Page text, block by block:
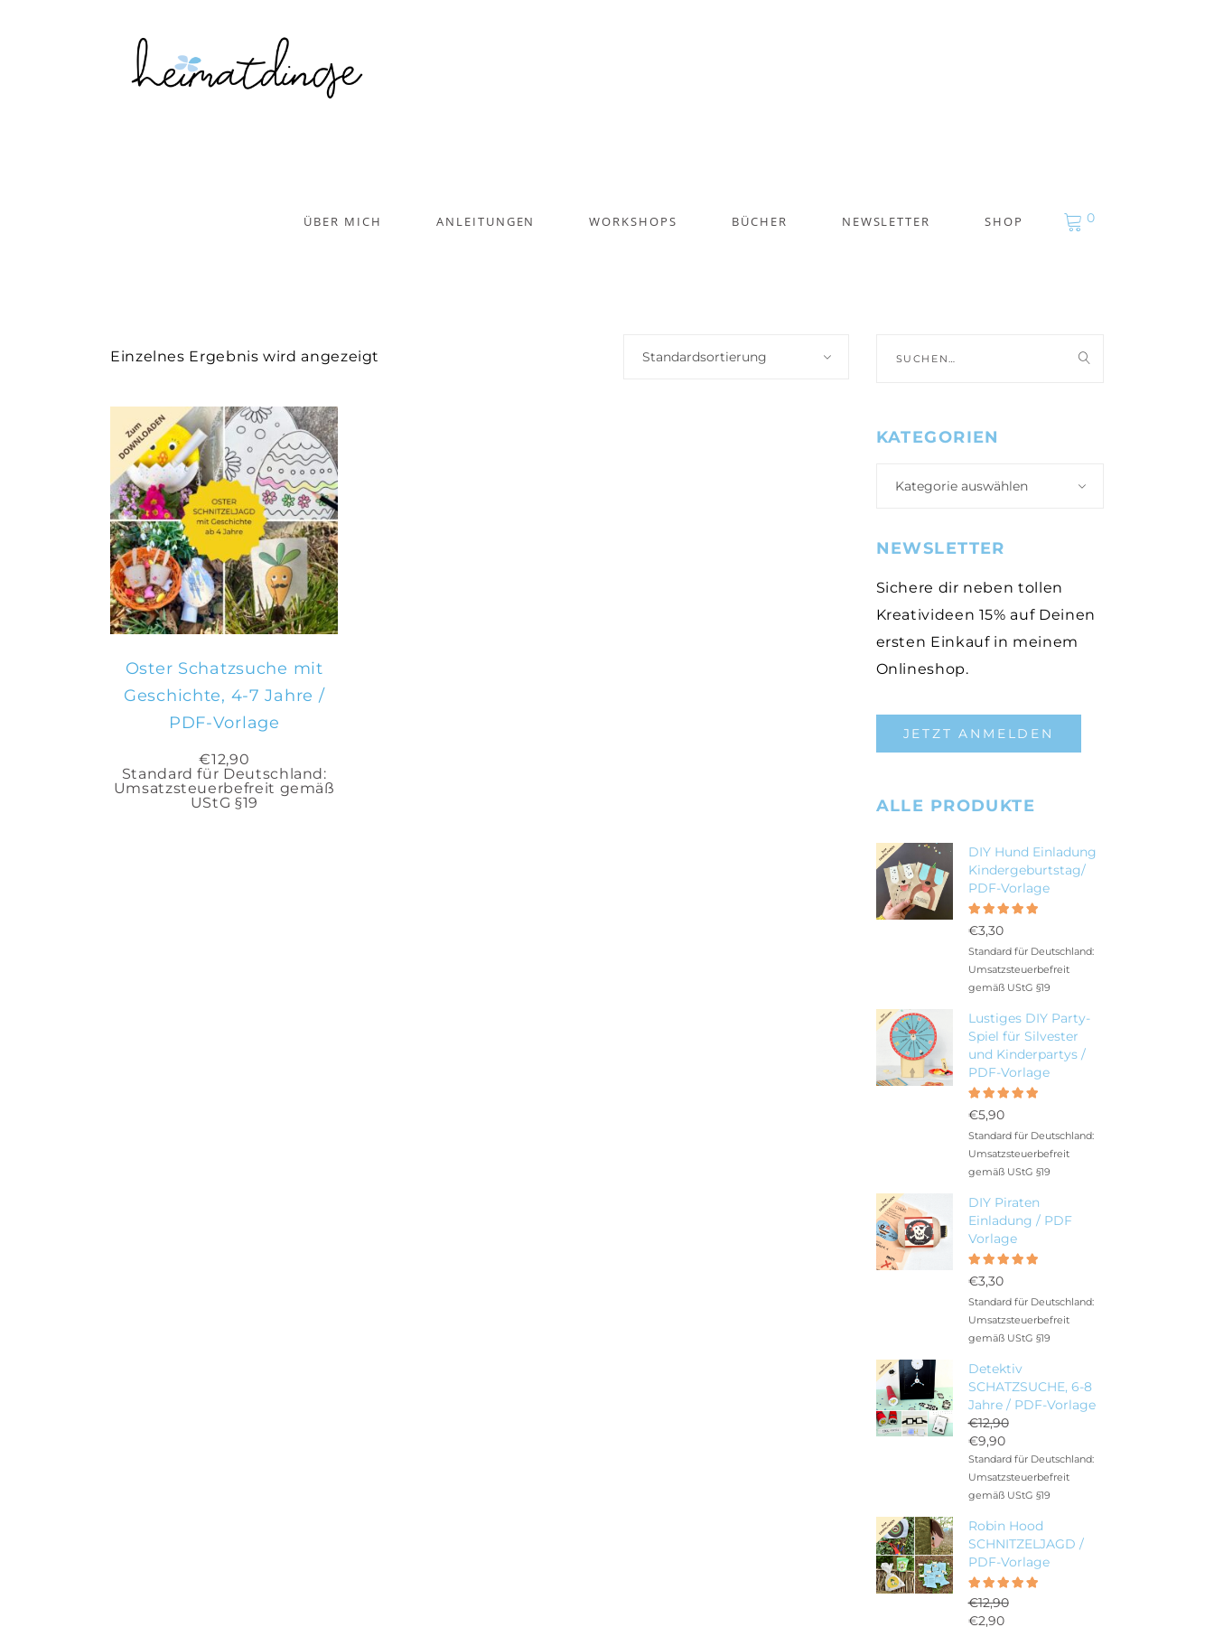
ÜBER MICH ANLEITUNGEN WORKSHOPS BÜCHER NEWSLETTER SHOP 0
Einzelnes Ergebnis wird angezeigt Standardsortierung
IN DEN
WARENKORB
Oster Schatzsuche mit
Geschichte, 4-7 Jahre /
PDF-Vorlage
€12,90
Standard für Deutschland:
Umsatzsteuerbefreit gemäß
UStG §19
nach:
KATEGORIEN
Kategorie auswählen
NEWSLETTER
Sichere dir neben tollen
Kreativideen 15% auf Deinen
ersten Einkauf in meinem
Onlineshop.
JETZT ANMELDEN
ALLE PRODUKTE
DIY Hund Einladung
Kindergeburtstag/
PDF-Vorlage
mit5.00
€3,30
Standard für Deutschland:
Umsatzsteuerbefreit
gemäß UStG §19
Lustiges DIY Party-
Spiel für Silvester
und Kinderpartys /
PDF-Vorlage
mit5.00
€5,90
Standard für Deutschland:
Umsatzsteuerbefreit
gemäß UStG §19
DIY Piraten
Einladung / PDF
Vorlage
mit5.00
€3,30
Standard für Deutschland:
Umsatzsteuerbefreit
gemäß UStG §19
Detektiv
SCHATZSUCHE, 6-8
Jahre / PDF-Vorlage
€12,90
Ursprünglicher
Preis
war:
€12,90
€9,90
Aktueller
Preis
ist:
Standard für Deutschland:
Umsatzsteuerbefreit
gemäß UStG §19
Robin Hood
SCHNITZELJAGD /
PDF-Vorlage
mit5.00
von 5
€12,90
Ursprünglicher
€2,90